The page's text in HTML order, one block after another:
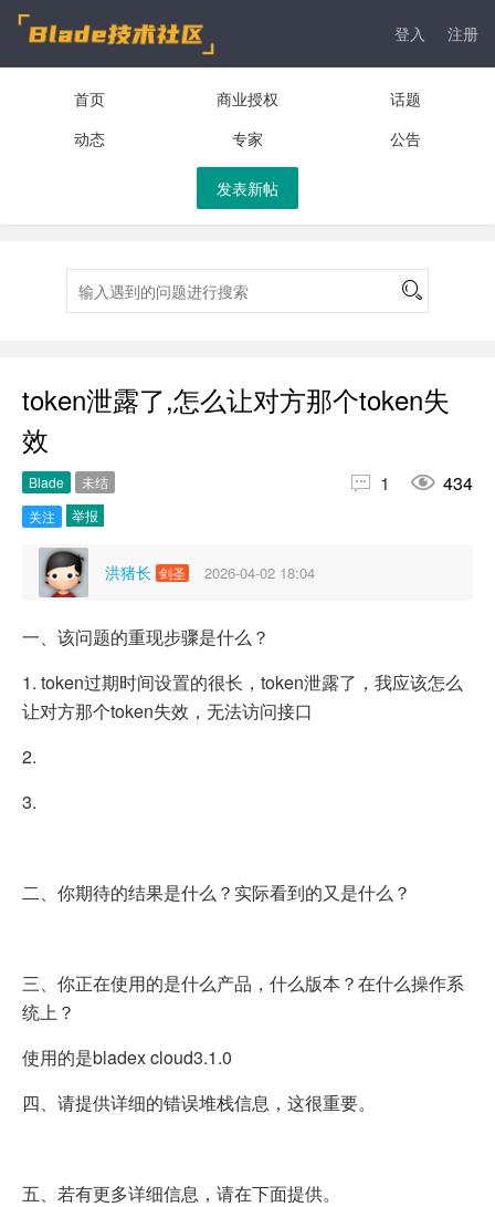
登入 注册
首页 商业授权
话题
动态
专家 公告
发表新帖
token泄露了,怎么让对方那个token失
效
Blade
未结
关注
举报
 1  434
洪猪长 剑圣 2026-04-02 18:04
一、该问题的重现步骤是什么？
1. token过期时间设置的很长，token泄露了，我应该怎么
让对方那个token失效，无法访问接口
2.
3.
二、你期待的结果是什么？实际看到的又是什么？
三、你正在使用的是什么产品，什么版本？在什么操作系
统上？
使用的是bladex cloud3.1.0
四、请提供详细的错误堆栈信息，这很重要。
五、若有更多详细信息，请在下面提供。